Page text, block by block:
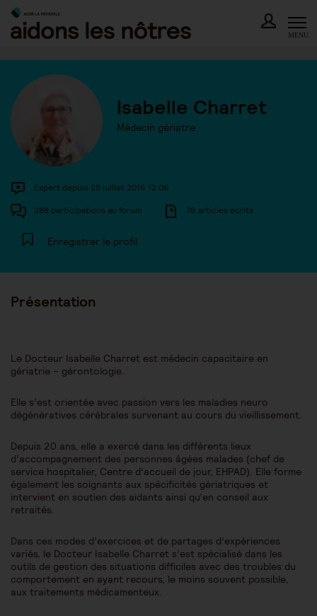
Skip
content
MENU
Isabelle Charret
Médecin gériatre
Expert depuis 25 juillet 2016 12:06
288 participations au forum 76 articles écrits
Enregistrer le profil
Présentation
Le Docteur Isabelle Charret est médecin capacitaire en
gériatrie – gérontologie.
Elle s’est orientée avec passion vers les maladies neuro
dégénératives cérébrales survenant au cours du vieillissement.
Depuis 20 ans, elle a exercé dans les différents lieux
d’accompagnement des personnes âgées malades (chef de
service hospitalier, Centre d’accueil de jour, EHPAD). Elle forme
également les soignants aux spécificités gériatriques et
intervient en soutien des aidants ainsi qu’en conseil aux
retraités.
Dans ces modes d’exercices et de partages d’expériences
variés, le Docteur Isabelle Charret s’est spécialisé dans les
outils de gestion des situations difficiles avec des troubles du
comportement en ayant recours, le moins souvent possible,
aux traitements médicamenteux.